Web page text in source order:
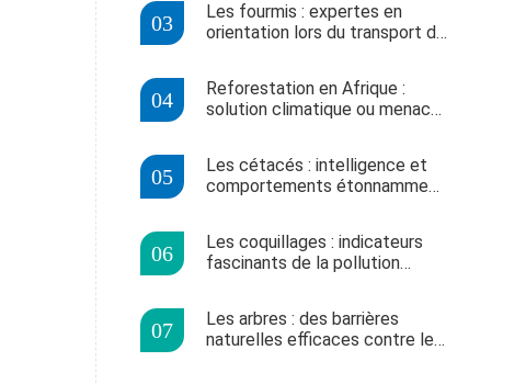
Les fourmis : expertes en
orientation lors du transport de
Reforestation en Afrique :
solution climatique ou menace
Les cétacés : intelligence et
comportements étonnamment
Les coquillages : indicateurs
fascinants de la pollution
Les arbres : des barrières
naturelles efficaces contre les